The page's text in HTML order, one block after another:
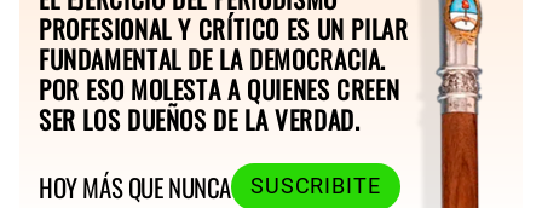
PROFESIONAL Y CRÍTICO ES UN PILAR
FUNDAMENTAL DE LA DEMOCRACIA.
POR ESO MOLESTA A QUIENES CREEN
SER LOS DUEÑOS DE LA VERDAD.
HOY MÁS QUE NUNCA
SUSCRIBITE